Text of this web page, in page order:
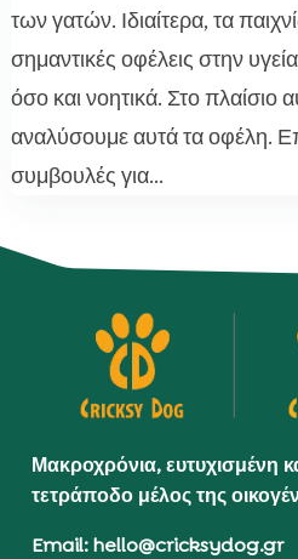
των γατών. Ιδιαίτερα, τα
σημαντικές οφέλεις στην
όσο και νοητικά. Στο πλαίσιο
αναλύσουμε αυτά τα οφέλη.
συμβουλές για...
Μακροχρόνια, ευτυχισμένη
τετράποδο μέλος της
Email: hello@cricksydog.gr